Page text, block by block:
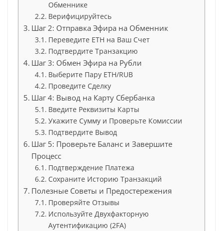
Обменнике
Верифицируйтесь
Шаг 2: Отправка Эфира на Обменник
Переведите ETH на Ваш Счет
Подтвердите Транзакцию
Шаг 3: Обмен Эфира на Рубли
Выберите Пару ETH/RUB
Проведите Сделку
Шаг 4: Вывод на Карту Сбербанка
Введите Реквизиты Карты
Укажите Сумму и Проверьте Комиссии
Подтвердите Вывод
Шаг 5: Проверьте Баланс и Завершите
Процесс
Подтверждение Платежа
Сохраните Историю Транзакций
Полезные Советы и Предостережения
Проверяйте Отзывы
Используйте Двухфакторную
Аутентификацию (2FA)